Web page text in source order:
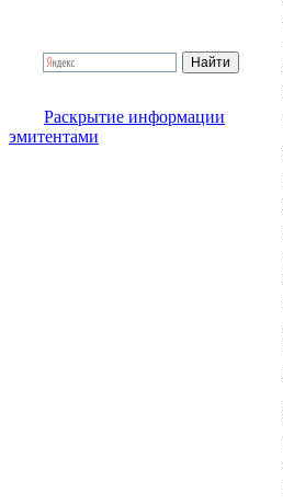
Раскрытие информации
эмитентами